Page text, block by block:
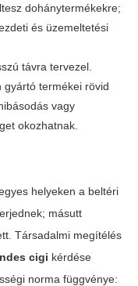
dohánytermékekre;
és üzemeltetési
távra tervezel.
gyártó termékei rövid
vagy
okozhatnak.
helyeken a beltéri
másutt
Társadalmi megítélés
cigi kérdése
norma függvénye: